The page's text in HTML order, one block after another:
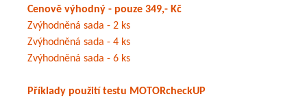
Cenově výhodný - pouze 349,- Kč
Zvýhodněná sada - 2 ks
Zvýhodněná sada - 4 ks
Zvýhodněná sada - 6 ks
Příklady použití testu MOTORcheckUP